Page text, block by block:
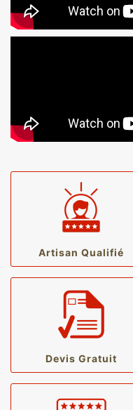
Artisan Qualifié
Devis Gratuit